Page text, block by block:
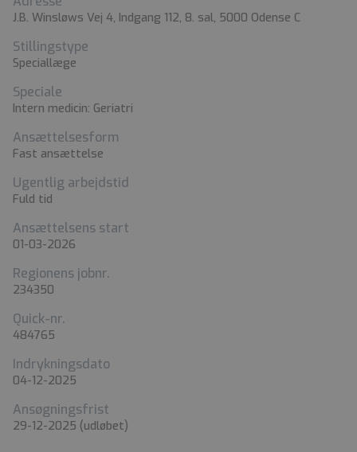
J.B. Winsløws Vej 4, Indgang 112, 8. sal, 5000 Odense C
Stillingstype
Speciallæge
Speciale
Intern medicin: Geriatri
Ansættelsesform
Fast ansættelse
Ugentlig arbejdstid
Fuld tid
Ansættelsens start
01-03-2026
Regionens jobnr.
234350
Quick-nr.
484765
Indrykningsdato
04-12-2025
Ansøgningsfrist
29-12-2025 (udløbet)